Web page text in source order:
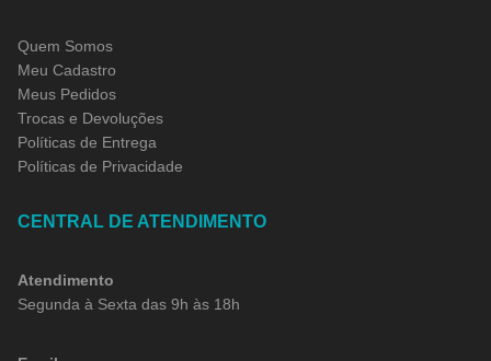
Quem Somos
Meu Cadastro
Meus Pedidos
Trocas e Devoluções
Políticas de Entrega
Políticas de Privacidade
CENTRAL DE ATENDIMENTO
Atendimento
Segunda à Sexta das 9h às 18h